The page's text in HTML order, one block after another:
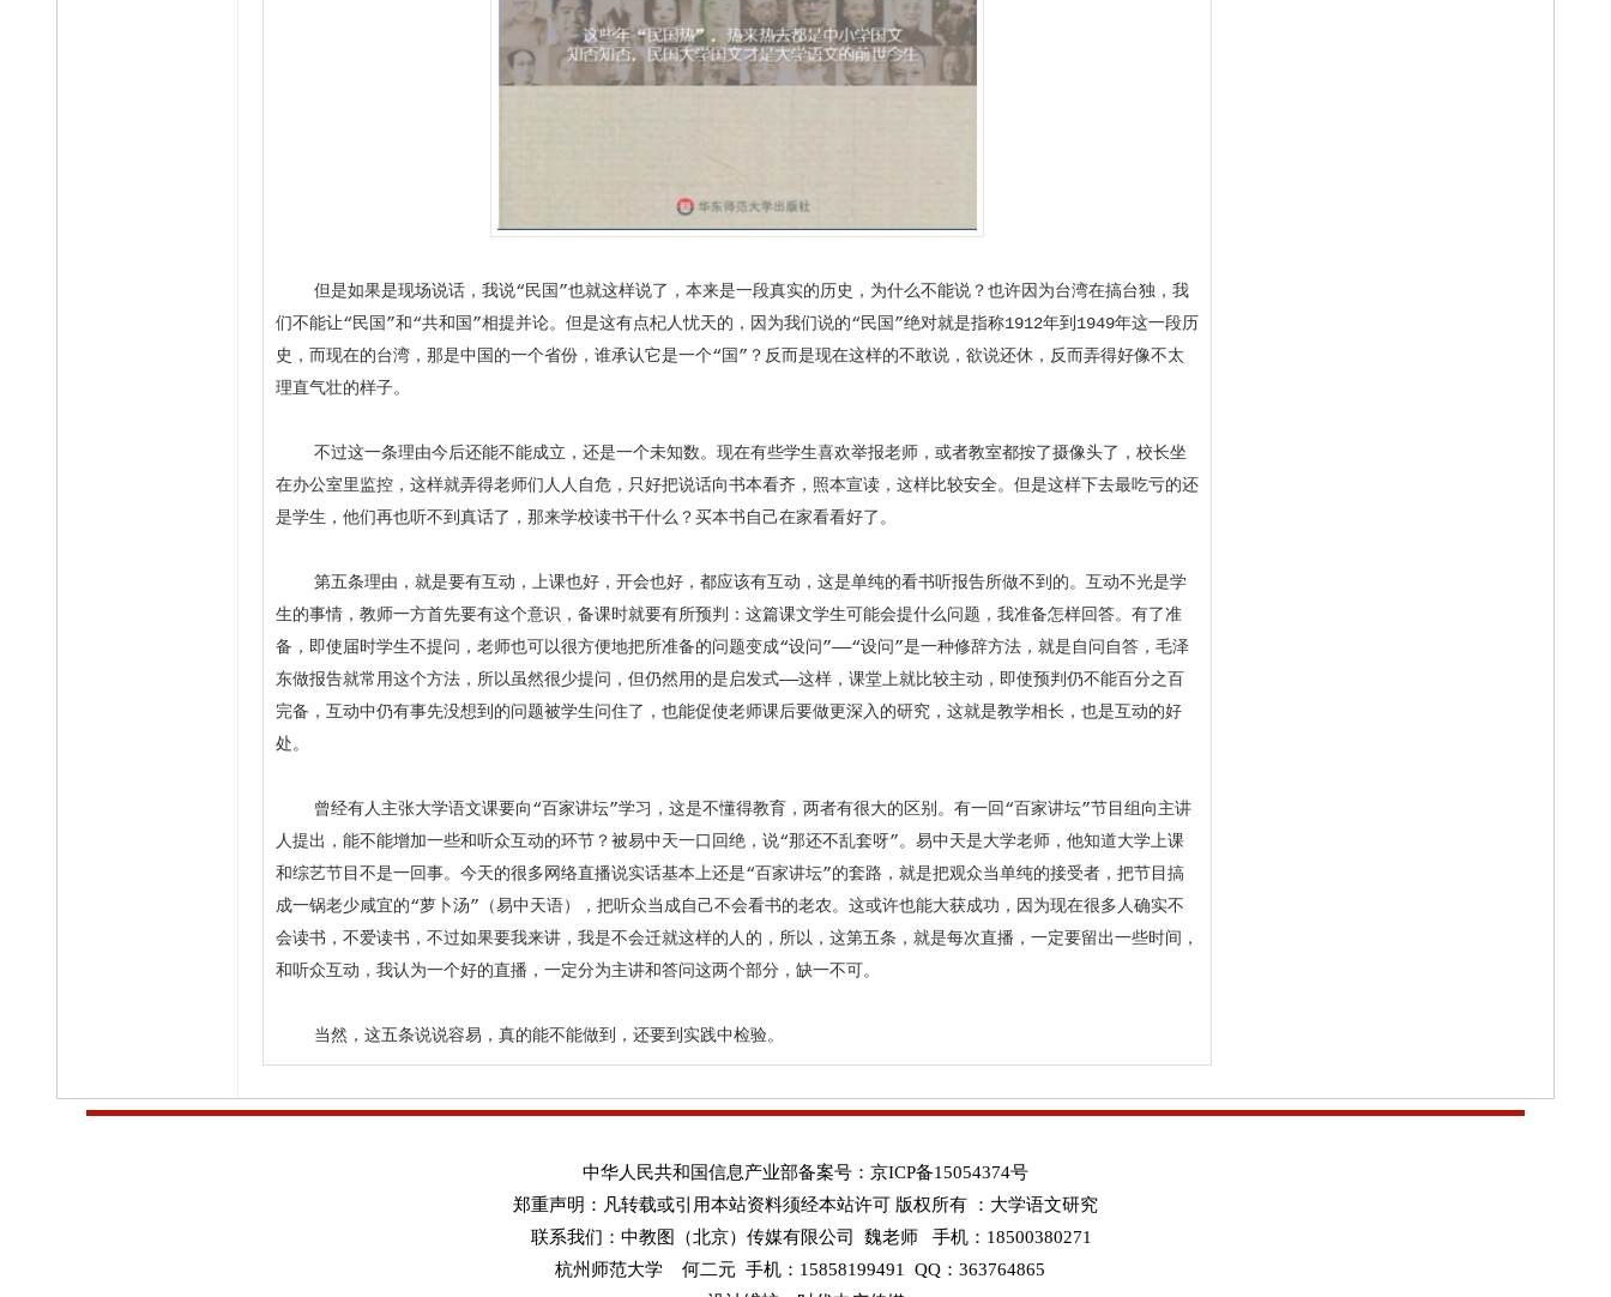
但是如果是现场说话，我说“民国”也就这样说了，本来是一段真实的历史，为什么不能说？也许因为台湾在搞台独，我
们不能让“民国”和“共和国”相提并论。但是这有点杞人忧天的，因为我们说的“民国”绝对就是指称1912年到1949年这一段历
史，而现在的台湾，那是中国的一个省份，谁承认它是一个“国”？反而是现在这样的不敢说，欲说还休，反而弄得好像不太
理直气壮的样子。
不过这一条理由今后还能不能成立，还是一个未知数。现在有些学生喜欢举报老师，或者教室都按了摄像头了，校长坐
在办公室里监控，这样就弄得老师们人人自危，只好把说话向书本看齐，照本宣读，这样比较安全。但是这样下去最吃亏的还
是学生，他们再也听不到真话了，那来学校读书干什么？买本书自己在家看看好了。
第五条理由，就是要有互动，上课也好，开会也好，都应该有互动，这是单纯的看书听报告所做不到的。互动不光是学
生的事情，教师一方首先要有这个意识，备课时就要有所预判：这篇课文学生可能会提什么问题，我准备怎样回答。有了准
备，即使届时学生不提问，老师也可以很方便地把所准备的问题变成“设问”——“设问”是一种修辞方法，就是自问自答，毛泽
东做报告就常用这个方法，所以虽然很少提问，但仍然用的是启发式——这样，课堂上就比较主动，即使预判仍不能百分之百
完备，互动中仍有事先没想到的问题被学生问住了，也能促使老师课后要做更深入的研究，这就是教学相长，也是互动的好
处。
曾经有人主张大学语文课要向“百家讲坛”学习，这是不懂得教育，两者有很大的区别。有一回“百家讲坛”节目组向主讲
人提出，能不能增加一些和听众互动的环节？被易中天一口回绝，说“那还不乱套呀”。易中天是大学老师，他知道大学上课
和综艺节目不是一回事。今天的很多网络直播说实话基本上还是“百家讲坛”的套路，就是把观众当单纯的接受者，把节目搞
成一锅老少咸宜的“萝卜汤”（易中天语），把听众当成自己不会看书的老农。这或许也能大获成功，因为现在很多人确实不
会读书，不爱读书，不过如果要我来讲，我是不会迁就这样的人的，所以，这第五条，就是每次直播，一定要留出一些时间，
和听众互动，我认为一个好的直播，一定分为主讲和答问这两个部分，缺一不可。
当然，这五条说说容易，真的能不能做到，还要到实践中检验。
中华人民共和国信息产业部备案号：京ICP备15054374号
郑重声明：凡转载或引用本站资料须经本站许可 版权所有 ：大学语文研究
联系我们：中教图（北京）传媒有限公司 魏老师 手机：18500380271
杭州师范大学 何二元 手机：15858199491 QQ：363764865